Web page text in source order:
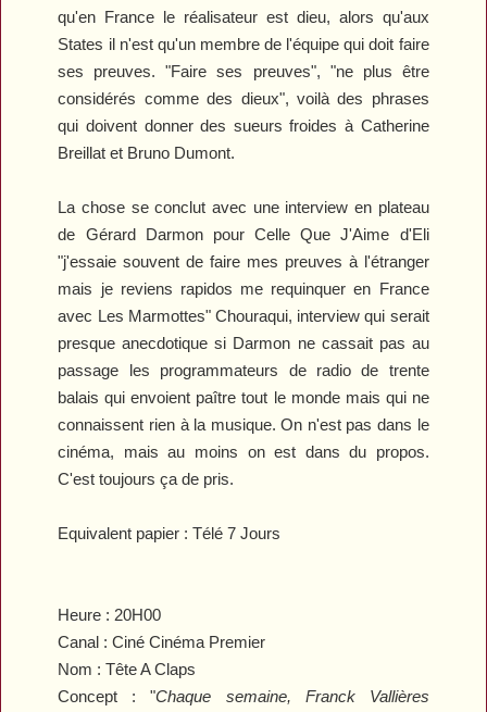
qu'en France le réalisateur est dieu, alors qu'aux
States il n'est qu'un membre de l'équipe qui doit faire
ses preuves. "Faire ses preuves", "ne plus être
considérés comme des dieux", voilà des phrases
qui doivent donner des sueurs froides à Catherine
Breillat et Bruno Dumont.
La chose se conclut avec une interview en plateau
de Gérard Darmon pourCelle Que J'Aime d'Eli
"j'essaie souvent de faire mes preuves à l'étranger
mais je reviens rapidos me requinquer en France
avec Les Marmottes" Chouraqui, interview qui serait
presque anecdotique si Darmon ne cassait pas au
passage les programmateurs de radio de trente
balais qui envoient paître tout le monde mais qui ne
connaissent rien à la musique. On n'est pas dans le
cinéma, mais au moins on est dans du propos.
C'est toujours ça de pris.
Equivalent papier : Télé 7 Jours
Heure : 20H00
Canal :Ciné Cinéma Premier
Nom : Tête A Claps
Concept :"Chaque semaine, Franck Vallières